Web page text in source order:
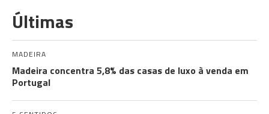
Últimas
MADEIRA
Madeira concentra 5,8% das casas de luxo à venda em
Portugal